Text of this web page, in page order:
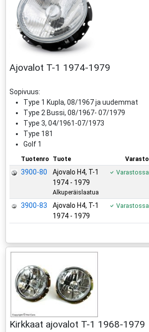
Ajovalot T-1 1974-1979
Sopivuus:
Type 1 Kupla, 08/1967 ja uudemmat
Type 2 Bussi, 08/1967- 07/1979
Type 3, 04/1961-07/1973
Type 181
Golf 1
Tuotenro Tuote Varasto
3900-80
Ajovalo H4, T-1
1974 - 1979
Alkuperäislaatua
Varastossa
3900-83
Ajovalo H4, T-1
1974 - 1979
Varastossa
Kirkkaat ajovalot T-1 1968-1979